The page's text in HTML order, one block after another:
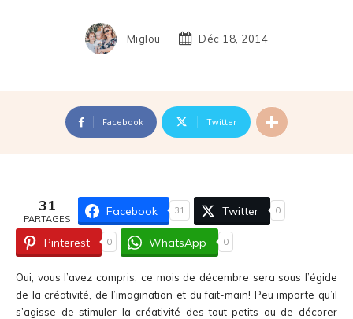
Miglou Déc 18, 2014
Facebook Twitter
31
PARTAGES
Facebook 31 Twitter 0
Pinterest 0 WhatsApp 0
Oui, vous l’avez compris, ce mois de décembre sera sous l’égide
de la créativité, de l’imagination et du fait-main! Peu importe qu’il
s’agisse de stimuler la créativité des tout-petits ou de décorer